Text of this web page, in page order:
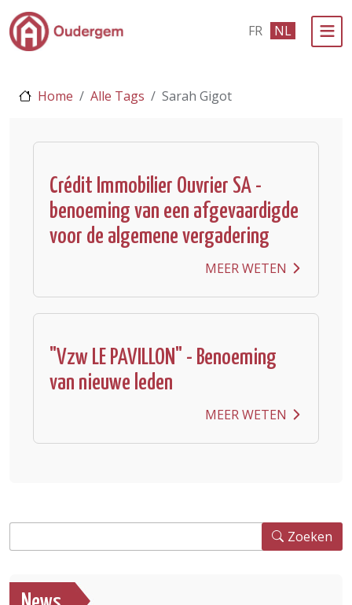
Ga naar de hoofdinhoud FR NL
eLoket
Leven in Oudergem
In 1 klik
Home Alle Tags Sarah Gigot
Crédit Immobilier Ouvrier SA -
benoeming van een afgevaardigde
voor de algemene vergadering
MEER WETEN
"Vzw LE PAVILLON" - Benoeming
van nieuwe leden
MEER WETEN
Zoeken